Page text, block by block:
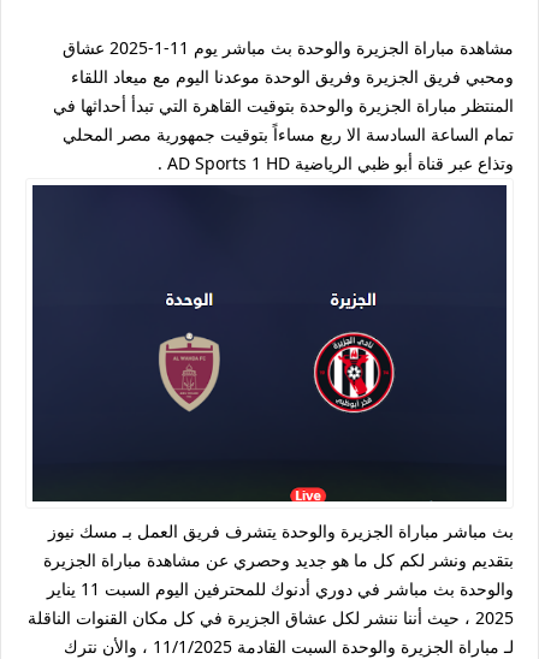
مشاهدة مباراة الجزيرة والوحدة بث مباشر يوم 11-1-2025 عشاق
ومحبي فريق الجزيرة وفريق الوحدة موعدنا اليوم مع ميعاد اللقاء
المنتظر مباراة الجزيرة والوحدة بتوقيت القاهرة التي تبدأ أحداثها في
تمام الساعة السادسة الا ربع مساءاً بتوقيت جمهورية مصر المحلي
وتذاع عبر قناة أبو ظبي الرياضية AD Sports 1 HD .
بث مباشر مباراة الجزيرة والوحدة يتشرف فريق العمل بـ مسك نيوز
بتقديم ونشر لكم كل ما هو جديد وحصري عن مشاهدة مباراة الجزيرة
والوحدة بث مباشر في دوري أدنوك للمحترفين اليوم السبت 11 يناير
2025 ، حيث أننا ننشر لكل عشاق الجزيرة في كل مكان القنوات الناقلة
لـ مباراة الجزيرة والوحدة السبت القادمة 11/1/2025 ، والأن نترك